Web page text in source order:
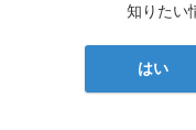
知りたい
はい